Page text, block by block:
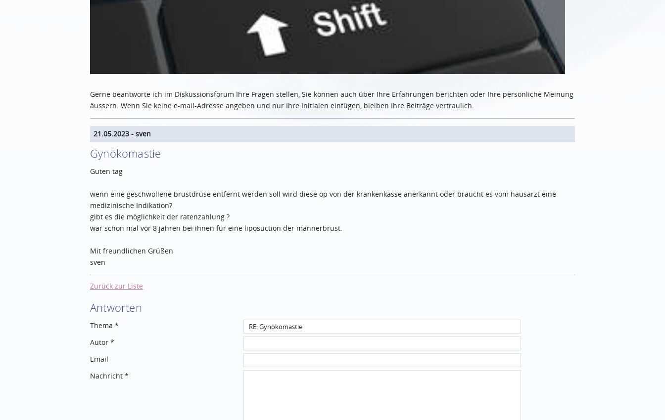
Gerne beantworte ich im Diskussionsforum Ihre Fragen stellen, Sie können auch über Ihre Erfahrungen berichten oder Ihre persönliche Meinung
äussern. Wenn Sie keine e-mail-Adresse angeben und nur Ihre Initialen einfügen, bleiben Ihre Beiträge vertraulich.
21.05.2023 - sven
Gynökomastie
Guten tag
wenn eine geschwollene brustdrüse entfernt werden soll wird diese op von der krankenkasse anerkannt oder braucht es vom hausarzt eine
medizinische Indikation?
gibt es die möglichkeit der ratenzahlung ?
war schon mal vor 8 jahren bei ihnen für eine liposuction der männerbrust.
Mit freundlichen Grüßen
sven
Zurück zur Liste
Antworten
Thema *
Autor *
Email
Nachricht *